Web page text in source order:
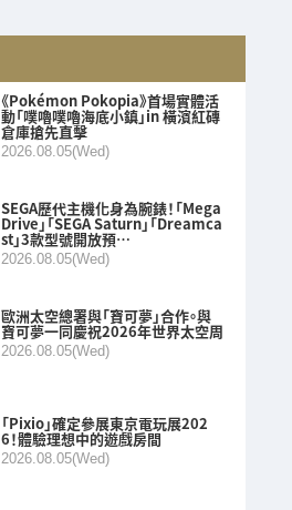
《Pokémon Pokopia》首場實體活
動「噗嚕噗嚕海底小鎮」in 橫濱紅磚
倉庫搶先直擊
2026.08.05(Wed)
SEGA歷代主機化身為腕錶！「Mega
Drive」「SEGA Saturn」「Dreamca
st」3款型號開放預…
2026.08.05(Wed)
歐洲太空總署與「寶可夢」合作。與
寶可夢一同慶祝2026年世界太空周
2026.08.05(Wed)
「Pixio」確定參展東京電玩展202
6！體驗理想中的遊戲房間
2026.08.05(Wed)